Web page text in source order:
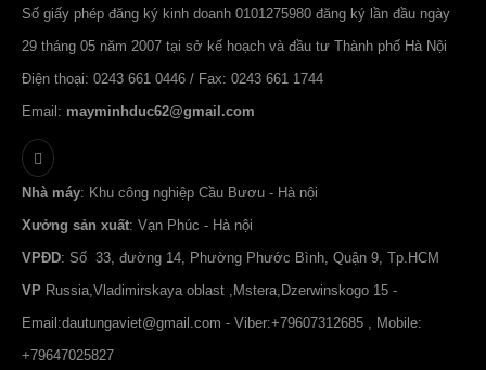
Số giấy phép đăng ký kinh doanh 0101275980 đăng ký lần đầu ngày
29 tháng 05 năm 2007 tại sở kế hoạch và đầu tư Thành phố Hà Nội
Điện thoại: 0243 661 0446 / Fax: 0243 661 1744
Email: mayminhduc62@gmail.com
Nhà máy: Khu công nghiệp Cầu Bươu - Hà nội
Xưởng sản xuất: Vạn Phúc - Hà nội
VPĐD: Số 33, đường 14, Phường Phước Bình, Quận 9, Tp.HCM
VP Russia,Vladimirskaya oblast ,Mstera,Dzerwinskogo 15 -
Email:dautungaviet@gmail.com - Viber:+79607312685 , Mobile:
+79647025827